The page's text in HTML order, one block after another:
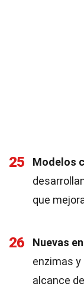
25 Modelos
que
26 Nuevas
enzimas y
alcance